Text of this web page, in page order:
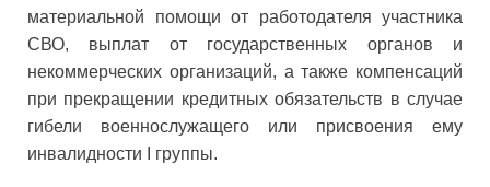
материальной помощи от работодателя участника
СВО, выплат от государственных органов и
некоммерческих организаций, а также компенсаций
при прекращении кредитных обязательств в случае
гибели военнослужащего или присвоения ему
инвалидности I группы.